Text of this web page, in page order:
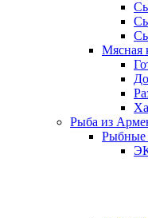
Мясная
Рыба из
Рыбные